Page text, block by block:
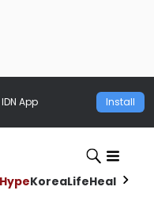
App Install
HypeKoreaLifeHealth